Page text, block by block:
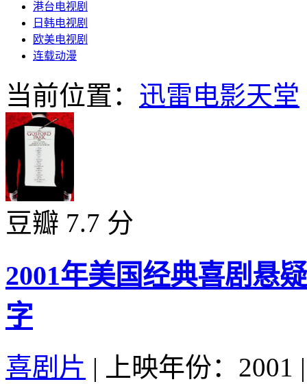
港台电视剧
日韩电视剧
欧美电视剧
连载动漫
当前位置： 迅雷电影天堂
豆瓣 7.7 分
2001年美国经典喜剧悬
字
喜剧片 | 上映年份：2001 |